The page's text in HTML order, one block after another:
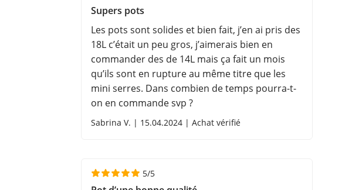
Supers pots
Les pots sont solides et bien fait, j’en ai pris des
18L c’était un peu gros, j’aimerais bien en
commander des de 14L mais ça fait un mois
qu’ils sont en rupture au même titre que les
mini serres. Dans combien de temps pourra-t-
on en commande svp ?
Sabrina V. | 15.04.2024 | Achat vérifié
5/5